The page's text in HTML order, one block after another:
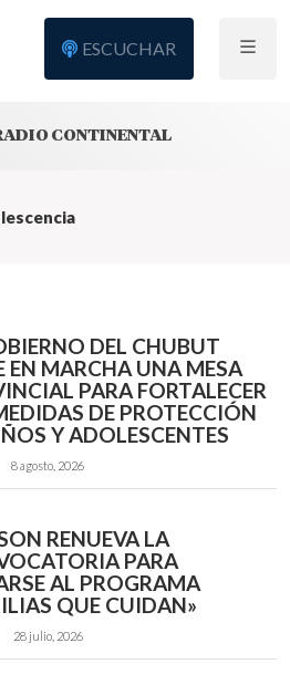
ESCUCHAR
CONTINENTAL
DEL CHUBUT
EN MARCHA UNA MESA
PARA FORTALECER
DE PROTECCIÓN
Y ADOLESCENTES
8 agosto, 2026
RENUEVA LA
PARA
AL PROGRAMA
QUE CUIDAN»
28 julio, 2026